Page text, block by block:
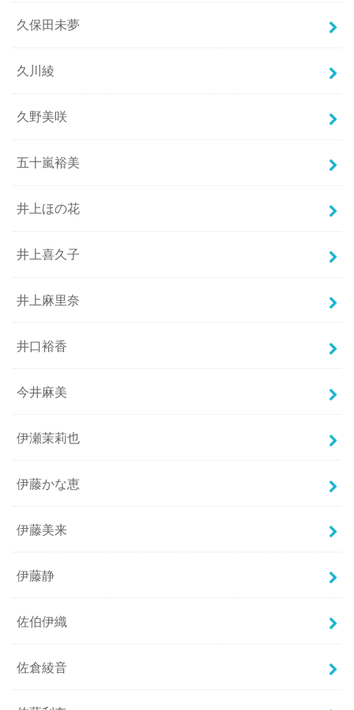
久保田未夢
久川綾
久野美咲
五十嵐裕美
井上ほの花
井上喜久子
井上麻里奈
井口裕香
今井麻美
伊瀬茉莉也
伊藤かな恵
伊藤美来
伊藤静
佐伯伊織
佐倉綾音